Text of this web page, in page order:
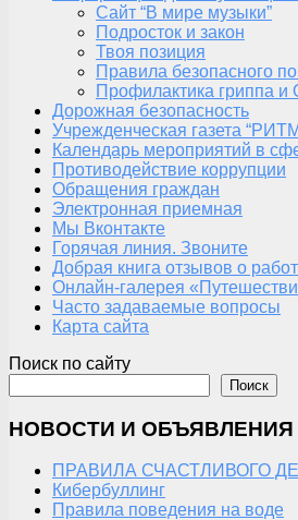
Сайт “В мире музыки”
Подросток и закон
Твоя позиция
Правила безопасного
Профилактика гриппа
Дорожная безопасность
Учрежденческая газета
Календарь мероприятий в
Противодействие коррупции
Обращения граждан
Электронная приемная
Мы Вконтакте
Горячая линия. Звоните
Добрая книга отзывов о
Онлайн-галерея
Часто задаваемые вопросы
Карта сайта
Поиск по сайту
Поиск
НОВОСТИ И ОБЪЯВЛЕНИЯ
ПРАВИЛА СЧАСТЛИВОГО
Кибербуллинг
Правила поведения на воде